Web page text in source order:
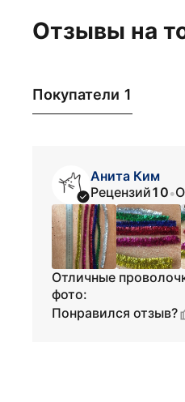
Отзывы на
Покупатели 1
Анита Ким
Рецензий10•
Отличные
фото:
Понравился отзыв?